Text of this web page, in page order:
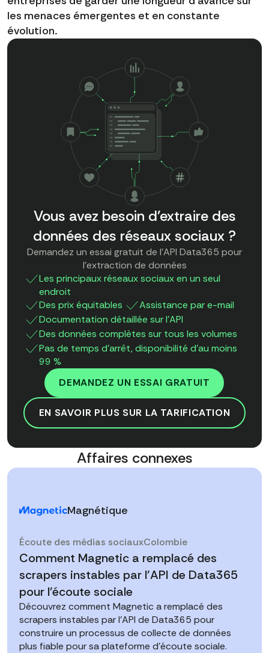
les menaces émergentes et en constante
évolution.
Vous avez besoin d'extraire des
données des réseaux sociaux ?
Demandez un essai gratuit de l'API Data365 pour
l'extraction de données
Les principaux réseaux sociaux en un seul
endroit
Des prix équitables
Assistance par e-mail
Documentation détaillée sur l'API
Des données complètes sur tous les volumes
Pas de temps d'arrêt, disponibilité d'au moins
99 %
DEMANDEZ UN ESSAI GRATUIT
EN SAVOIR PLUS SUR LA TARIFICATION
Affaires connexes
Comment Magnetic a remplacé des
scrapers instables par l'API de Data365
pour l'écoute sociale
Découvrez comment Magnetic a remplacé des
scrapers instables par l'API de Data365 pour
construire un processus de collecte de données
plus fiable pour sa plateforme d'écoute sociale.
Magnétique
Écoute des médias sociauxColombie